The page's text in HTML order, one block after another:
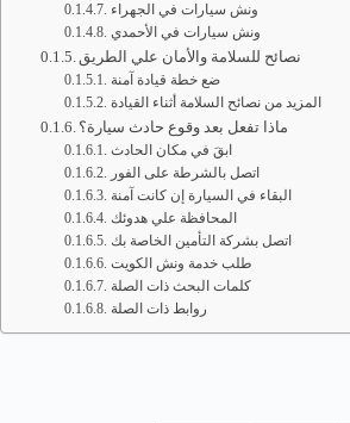
ونش سيارات في الجهراء
ونش سيارات في الأحمدي
نصائح للسلامة والأمان علي الطريق
ضع خطة قيادة آمنة
المزيد من نصائح السلامة أثناء القيادة
ماذا تفعل بعد وقوع حادث سيارة؟
ابقَ في مكان الحادث
اتصل بالشرطة على الفور
البقاء في السيارة إن كانت آمنة
المحافظة علي هدوئك
اتصل بشركة التأمين الخاصة بك
طلب خدمة ونش الكويت
كلمات البحث ذات الصلة
روابط ذات الصلة